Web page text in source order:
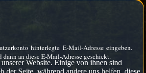
hinterlegte E-Mail-Adresse eingeben.
dann an diese E-Mail-Adresse geschickt.
Website. Einige von ihnen sind
der Seite, während andere uns helfen, diese